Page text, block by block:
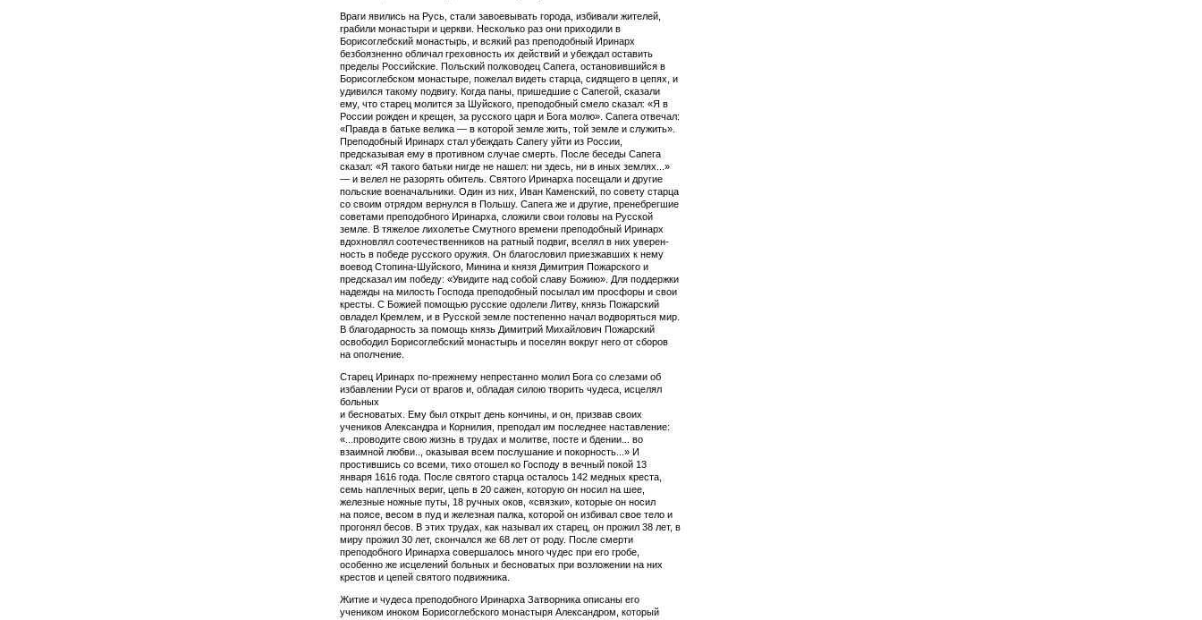
Враги явились на Русь, стали завоевывать города, избивали жителей,
грабили монастыри и церкви. Несколько раз они приходили в
Борисоглебский монас­тырь, и всякий раз преподобный Иринарх
безбоязненно обличал греховность их дейст­вий и убеждал оставить
пределы Российские. Польский полководец Сапега, остановившийся в
Борисоглебском монастыре, пожелал видеть старца, сидящего в цепях, и
удивился такому подвигу. Когда паны, пришедшие с Са­пегой, сказали
ему, что старец молится за Шуйского, преподобный смело сказал: «Я в
России рожден и крещен, за русского царя и Бога молю». Сапега отвечал:
«Правда в батьке велика — в которой земле жить, той земле и служить».
Преподобный Иринарх стал убеждать Сапегу уйти из России,
предсказывая ему в противном случае смерть. После беседы Сапега
сказал: «Я такого батьки нигде не нашел: ни здесь, ни в иных землях...»
— и велел не разорять обитель. Святого Иринарха посещали и другие
польские военачальники. Один из них, Иван Каменский, по совету старца
со своим отрядом вернулся в Польшу. Сапега же и другие, пренебрегшие
советами препо­добного Иринарха, сложили свои головы на Русской
земле. В тяжелое лихолетье Смутного времени преподобный Иринарх
вдохновлял соотечественников на рат­ный подвиг, вселял в них уверен­
ность в победе русского оружия. Он благословил приезжавших к нему
воевод Стопина-Шуйского, Минина и князя Димитрия Пожарского и
предсказал им по­беду: «Увидите над собой славу Божию». Для поддер­жки
надежды на милость Господа преподобный посылал им просфоры и свои
кресты. С Божией помощью русские одолели Литву, князь Пожарский
овладел Кремлем, и в Русской земле постепенно начал водворяться мир.
В благодарность за помощь князь Димитрий Михайлович Пожарский
освободил Борисоглебский монастырь и поселян вокруг него от сборов
на ополчение.
Старец Иринарх по-прежнему непрестанно молил Бога со слезами об
избав­лении Руси от врагов и, обладая силою творить чудеса, исцелял
больных
и бес­но­ватых. Ему был открыт день кончины, и он, призвав своих
учеников Алек­сандра и Корнилия, преподал им последнее наставление:
«...проводите свою жизнь в трудах и молитве, посте и бдении... во
взаимной любви.., оказы­вая всем послушание и покорность...» И
простившись со всеми, тихо отошел ко Гос­поду в вечный покой 13
января 1616 года. После святого старца осталось 142 медных креста,
семь наплечных вериг, цепь в 20 сажен, которую он носил на шее,
железные ножные путы, 18 ручных оков, «связки», которые он носил
на поясе, весом в пуд и железная палка, которой он избивал свое тело и
про­гонял бесов. В этих трудах, как называл их старец, он прожил 38 лет, в
миру про­жил 30 лет, скончался же 68 лет от роду. После смерти
преподобного Ири­нарха совершалось много чудес при его гробе,
особенно же исцелений больных и бесноватых при возложении на них
крестов и цепей святого подвижника.
Житие и чудеса преподобного Иринарха Затворника описаны его
учеником ино­ком Борисоглебского монастыря Александром, который